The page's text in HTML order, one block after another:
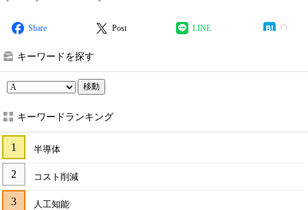
Share Post LINE
キーワードを探す
移動
キーワードランキング
半導体
コスト削減
人工知能